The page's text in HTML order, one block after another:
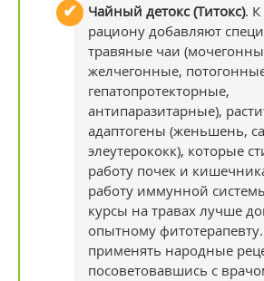
Чайный детокс (Титокс). К
рациону добавляют
травяные чаи
желчегонные,
гепатопротекторные,
антипаразитарные),
адаптогены (женьшень,
элеутерококк), которые
работу почек и
работу иммунной
курсы на травах лучше
опытному
применять народные
посоветовавшись с